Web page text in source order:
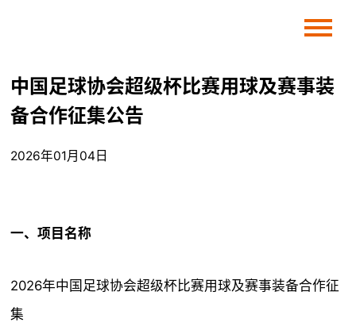
中国足球协会超级杯比赛用球及赛事装
备合作征集公告
2026年01月04日
一、项目名称
2026年中国足球协会超级杯比赛用球及赛事装备合作征
集